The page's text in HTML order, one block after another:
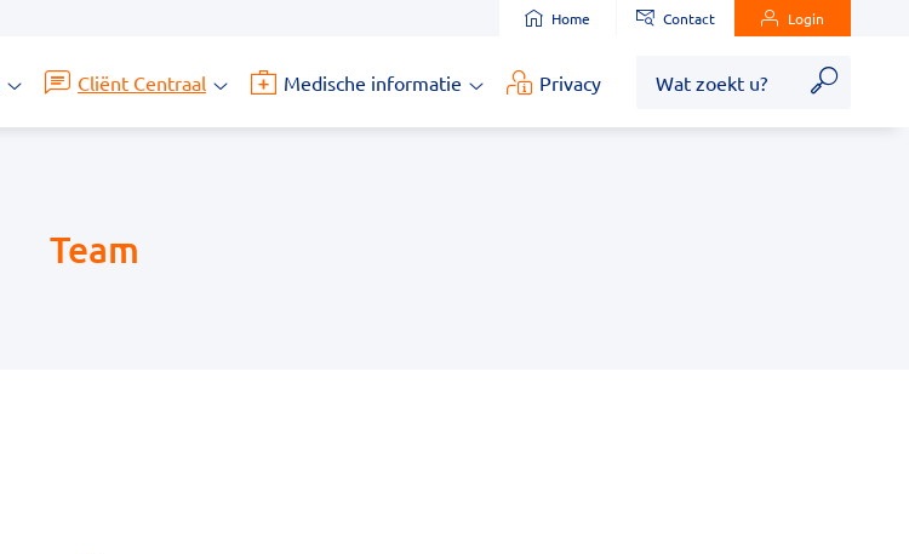
Home Contact Login
submenu
Cliënt Centraal
Centraal
Medische informatie
informatie
Privacy
Team